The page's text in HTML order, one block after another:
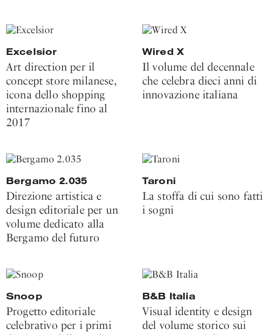
Excelsior
Art direction per il
concept store milanese,
icona dello shopping
internazionale fino al
2017
Wired X
Il volume del decennale
che celebra dieci anni di
innovazione italiana
Bergamo 2.035
Direzione artistica e
design editoriale per un
volume dedicato alla
Bergamo del futuro
Taroni
La stoffa di cui sono fatti
i sogni
Snoop
Progetto editoriale
celebrativo per i primi
B&B Italia
Visual identity e design
del volume storico sui